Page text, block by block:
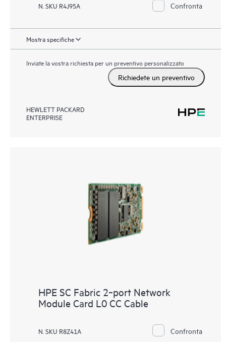
N. SKU R4J95A Confronta
Mostra specifiche
Inviate la vostra richiesta per un preventivo personalizzato
Richiedete un preventivo
HEWLETT PACKARD
ENTERPRISE
HPE SC Fabric 2‑port Network
Module Card L0 CC Cable
N. SKU R8Z41A Confronta